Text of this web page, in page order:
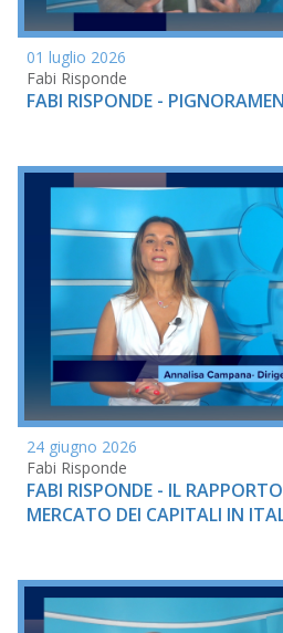
01 luglio 2026
Fabi Risponde
FABI RISPONDE -
24 giugno 2026
Fabi Risponde
FABI RISPONDE - IL
MERCATO DEI CAPITALI IN